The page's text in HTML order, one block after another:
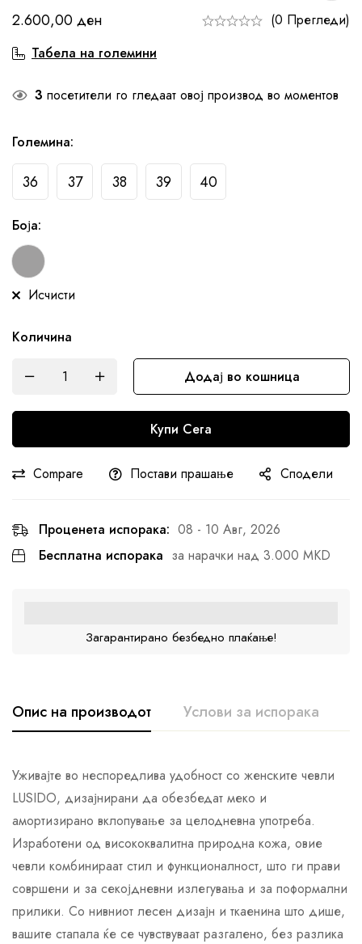
2.600,00ден
(0 Прегледи)
Табела на големини
3 посетители го гледаат овој производ во моментов
Големина:
36 37 38 39 40
Боја:
Исчисти
Количина
Додај во кошница
Купи Сега
Compare Постави прашање Сподели
Проценета испорака: 08 - 10 Авг, 2026
Бесплатна испорака за нарачки над 3.000 MKD
Загарантирано безбедно плаќање!
Опис на производот Услови за испорака
Уживајте во неспоредлива удобност со женските чевли
LUSIDO, дизајнирани да обезбедат меко и
амортизирано вклопување за целодневна употреба.
Изработени од висококвалитна природна кожа, овие
чевли комбинираат стил и функционалност, што ги прави
совршени и за секојдневни излегувања и за поформални
прилики. Со нивниот лесен дизајн и ткаенина што дише,
вашите стапала ќе се чувствуваат разгалено, без разлика